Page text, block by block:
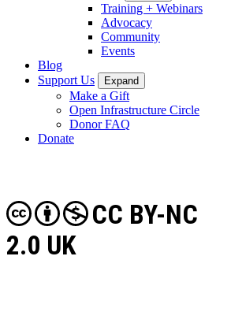
Training + Webinars
Advocacy
Community
Events
Blog
Support Us
Expand
Make a Gift
Open Infrastructure Circle
Donor FAQ
Donate
CC BY-NC
2.0 UK